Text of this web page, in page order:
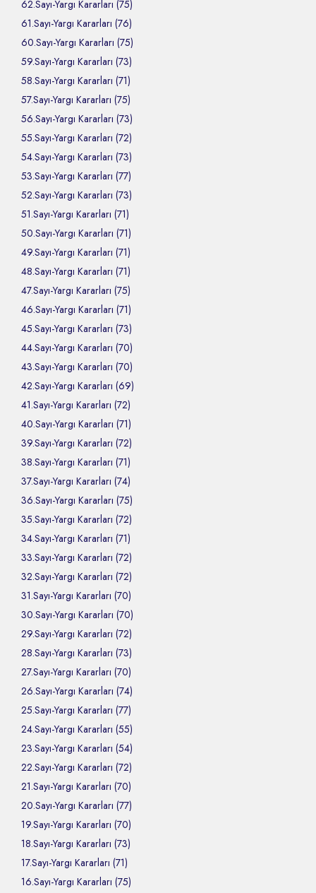
62.Sayı-Yargı Kararları (75)
61.Sayı-Yargı Kararları (76)
60.Sayı-Yargı Kararları (75)
59.Sayı-Yargı Kararları (73)
58.Sayı-Yargı Kararları (71)
57.Sayı-Yargı Kararları (75)
56.Sayı-Yargı Kararları (73)
55.Sayı-Yargı Kararları (72)
54.Sayı-Yargı Kararları (73)
53.Sayı-Yargı Kararları (77)
52.Sayı-Yargı Kararları (73)
51.Sayı-Yargı Kararları (71)
50.Sayı-Yargı Kararları (71)
49.Sayı-Yargı Kararları (71)
48.Sayı-Yargı Kararları (71)
47.Sayı-Yargı Kararları (75)
46.Sayı-Yargı Kararları (71)
45.Sayı-Yargı Kararları (73)
44.Sayı-Yargı Kararları (70)
43.Sayı-Yargı Kararları (70)
42.Sayı-Yargı Kararları (69)
41.Sayı-Yargı Kararları (72)
40.Sayı-Yargı Kararları (71)
39.Sayı-Yargı Kararları (72)
38.Sayı-Yargı Kararları (71)
37.Sayı-Yargı Kararları (74)
36.Sayı-Yargı Kararları (75)
35.Sayı-Yargı Kararları (72)
34.Sayı-Yargı Kararları (71)
33.Sayı-Yargı Kararları (72)
32.Sayı-Yargı Kararları (72)
31.Sayı-Yargı Kararları (70)
30.Sayı-Yargı Kararları (70)
29.Sayı-Yargı Kararları (72)
28.Sayı-Yargı Kararları (73)
27.Sayı-Yargı Kararları (70)
26.Sayı-Yargı Kararları (74)
25.Sayı-Yargı Kararları (77)
24.Sayı-Yargı Kararları (55)
23.Sayı-Yargı Kararları (54)
22.Sayı-Yargı Kararları (72)
21.Sayı-Yargı Kararları (70)
20.Sayı-Yargı Kararları (77)
19.Sayı-Yargı Kararları (70)
18.Sayı-Yargı Kararları (73)
17.Sayı-Yargı Kararları (71)
16.Sayı-Yargı Kararları (75)